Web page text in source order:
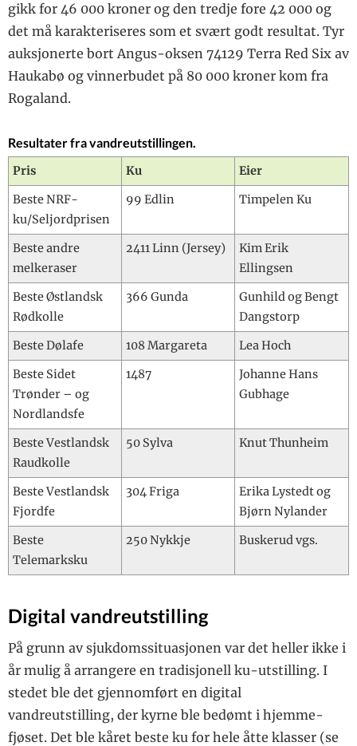
gikk for 46 000 kroner og den tredje fore 42 000 og
det må karakteriseres som et svært godt resultat. Tyr
auksjonerte bort Angus-oksen 74129 Terra Red Six av
Haukabø og vinnerbudet på 80 000 kroner kom fra
Rogaland.
Resultater fra vandreutstillingen.
Pris Ku
Eier
Beste NRF-
ku/Seljordprisen
99 Edlin Timpelen Ku
Beste andre
melkeraser
2411 Linn (Jersey)
Kim Erik
Ellingsen
Beste Østlandsk
Rødkolle
366 Gunda
Gunhild og Bengt
Dangstorp
Beste Dølafe
108 Margareta
Lea Hoch
Beste Sidet
Trønder – og
Nordlandsfe
1487
Johanne Hans
Gubhage
Beste Vestlandsk
Raudkolle
50 Sylva Knut Thunheim
Beste Vestlandsk
Fjordfe
304 Friga
Erika Lystedt og
Bjørn Nylander
Beste
Telemarksku
250 Nykkje Buskerud vgs.
Digital vandreutstilling
På grunn av sjukdomssituasjonen var det heller ikke i
år mulig å arrangere en tradisjonell ku-utstilling. I
stedet ble det gjennomført en digital
vandreutstilling, der kyrne ble bedømt i hjemme-
fjøset. Det ble kåret beste ku for hele åtte klasser (se